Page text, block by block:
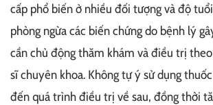
cấp phổ biến ở nhiều đối tượng và độ
phòng ngừa các biến chứng do bệnh lý
cần chủ động thăm khám và điều trị
sĩ chuyên khoa. Không tự ý sử dụng
đến quá trình điều trị về sau, đồng thời